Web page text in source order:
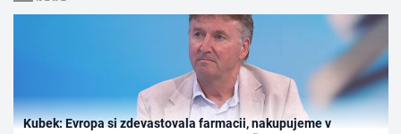
Kubek: Evropa si zdevastovala farmacii, nakupujeme v